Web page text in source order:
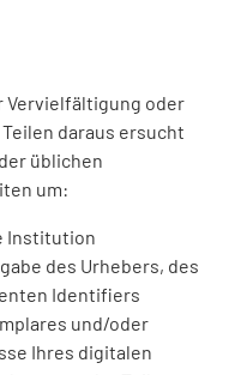
Vervielfältigung oder
daraus ersucht
üblichen
um:
Institution
des Urhebers, des
Identifiers
und/oder
Ihres digitalen